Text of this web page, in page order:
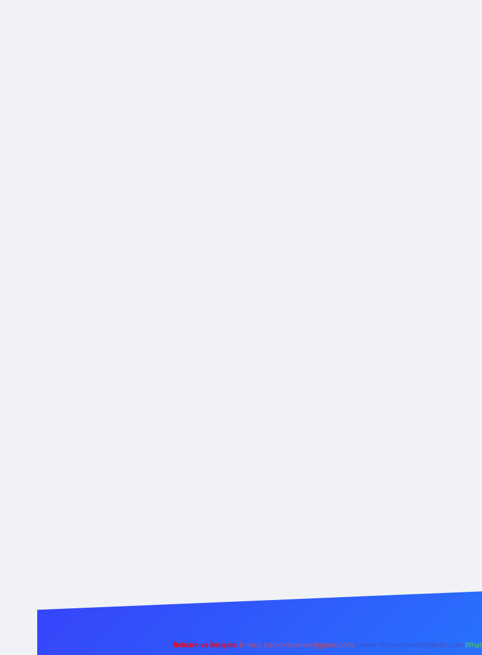
Reklam ve İletişim: E-mail: backlinkpaneli@gmail.com Teams: forumhizmeti@gmail.com